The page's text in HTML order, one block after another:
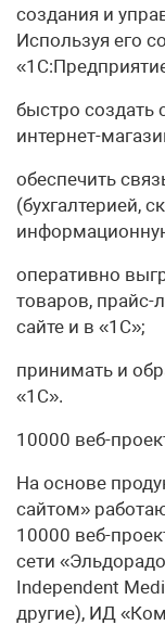
создания и
Используя его
быстро создать
интернет-
обеспечить
(бухгалтерией,
оперативно
товаров, прайс-
сайте и в «1С»;
принимать и
«1С».
10000 веб-
На основе
сайтом»
10000 веб-
сети
Independent
другие), ИД